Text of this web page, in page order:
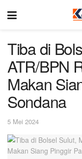
Tiba di
ATR/BPN
Makan
Sondana
5 Mei 2024